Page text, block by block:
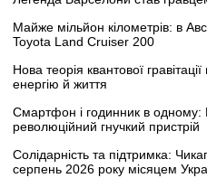
Майже мільйон кілометрів: в
Toyota Land Cruiser 200
Нова теорія квантової
енергію й життя
Смартфон і годинник в одному:
революційний гнучкий пристрій
Солідарність та підтримка:
серпень 2026 року місяцем